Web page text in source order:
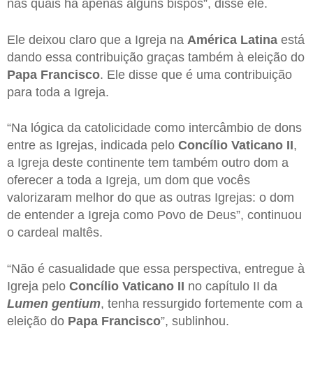
nas quais há apenas alguns bispos”, disse ele.
Ele deixou claro que a Igreja na América Latina está
dando essa contribuição graças também à eleição do
Papa Francisco. Ele disse que é uma contribuição
para toda a Igreja.
“Na lógica da catolicidade como intercâmbio de dons
entre as Igrejas, indicada pelo Concílio Vaticano II,
a Igreja deste continente tem também outro dom a
oferecer a toda a Igreja, um dom que vocês
valorizaram melhor do que as outras Igrejas: o dom
de entender a Igreja como Povo de Deus”, continuou
o cardeal maltês.
“Não é casualidade que essa perspectiva, entregue à
Igreja pelo Concílio Vaticano II no capítulo II da
Lumen gentium, tenha ressurgido fortemente com a
eleição do Papa Francisco”, sublinhou.